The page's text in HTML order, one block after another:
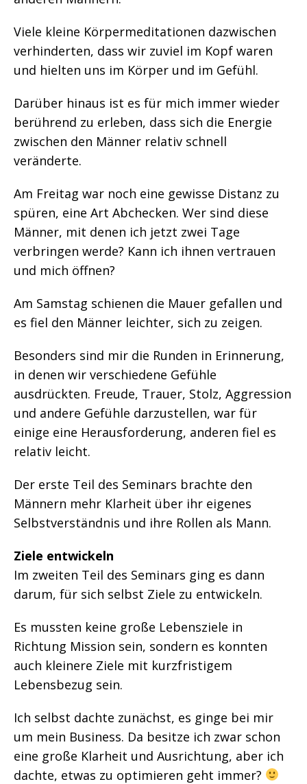
Viele kleine Körpermeditationen dazwischen
verhinderten, dass wir zuviel im Kopf waren
und hielten uns im Körper und im Gefühl.
Darüber hinaus ist es für mich immer wieder
berührend zu erleben, dass sich die Energie
zwischen den Männer relativ schnell
veränderte.
Am Freitag war noch eine gewisse Distanz zu
spüren, eine Art Abchecken. Wer sind diese
Männer, mit denen ich jetzt zwei Tage
verbringen werde? Kann ich ihnen vertrauen
und mich öffnen?
Am Samstag schienen die Mauer gefallen und
es fiel den Männer leichter, sich zu zeigen.
Besonders sind mir die Runden in Erinnerung,
in denen wir verschiedene Gefühle
ausdrückten. Freude, Trauer, Stolz, Aggression
und andere Gefühle darzustellen, war für
einige eine Herausforderung, anderen fiel es
relativ leicht.
Der erste Teil des Seminars brachte den
Männern mehr Klarheit über ihr eigenes
Selbstverständnis und ihre Rollen als Mann.
Ziele entwickeln
Im zweiten Teil des Seminars ging es dann
darum, für sich selbst Ziele zu entwickeln.
Es mussten keine große Lebensziele in
Richtung Mission sein, sondern es konnten
auch kleinere Ziele mit kurzfristigem
Lebensbezug sein.
Ich selbst dachte zunächst, es ginge bei mir
um mein Business. Da besitze ich zwar schon
eine große Klarheit und Ausrichtung, aber ich
dachte, etwas zu optimieren geht immer?